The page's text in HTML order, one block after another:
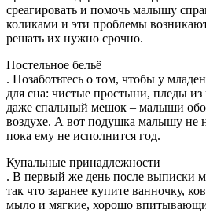
среагировать и помочь малышу
коликами и эти проблемы
решать их нужно срочно.
Постельное бельё
. Позаботьтесь о том, чтобы у
для сна: чистые простыни, пледы из
даже спальный мешок – малыши
воздухе. А вот подушка малышу не
пока ему не исполнится год.
Купальные принадлежности
. В первый же день после выписки
так что заранее купите ванночку,
мыло и мягкие, хорошо